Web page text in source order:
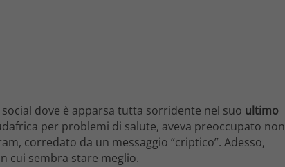
dove è apparsa tutta sorridente nel suo ultimo
per problemi di salute, aveva preoccupato non
corredato da un messaggio “criptico”. Adesso,
cui sembra stare meglio.